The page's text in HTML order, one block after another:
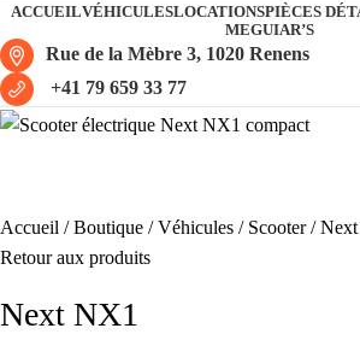
ACCUEILVÉHICULESLOCATIONSPIÈCES
MEGUIAR’S
Rue de la Mèbre 3, 1020 Renens
+41 79 659 33 77
Accueil Boutique Véhicules Scooter
Retour aux produits
Next NX1